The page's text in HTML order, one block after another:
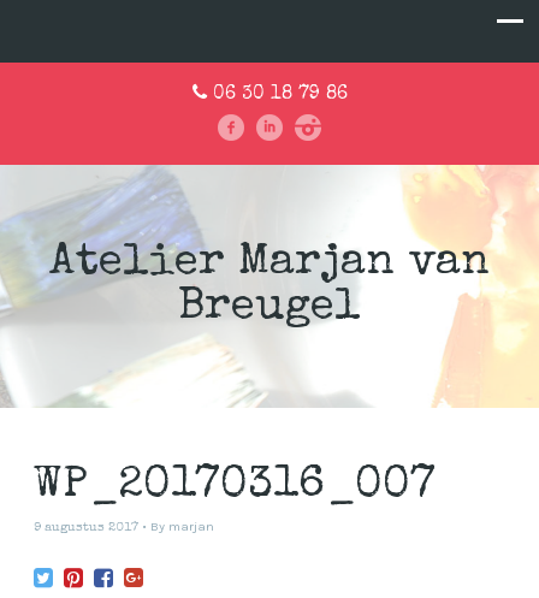
06 30 18 79 86
Atelier Marjan van
Breugel
WP_20170316_007
9 augustus 2017 By marjan